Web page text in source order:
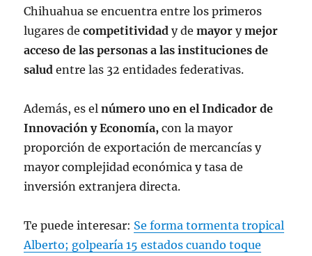
Chihuahua se encuentra entre los primeros
lugares decompetitividad y demayor ymejor
acceso de las personas a las instituciones de
salud entre las 32 entidades federativas.
Además, es elnúmero uno en el Indicador de
Innovación y Economía, con la mayor
proporción de exportación de mercancías y
mayor complejidad económica y tasa de
inversión extranjera directa.
Te puede interesar: Se forma tormenta tropical
Alberto; golpearía 15 estados cuando toque